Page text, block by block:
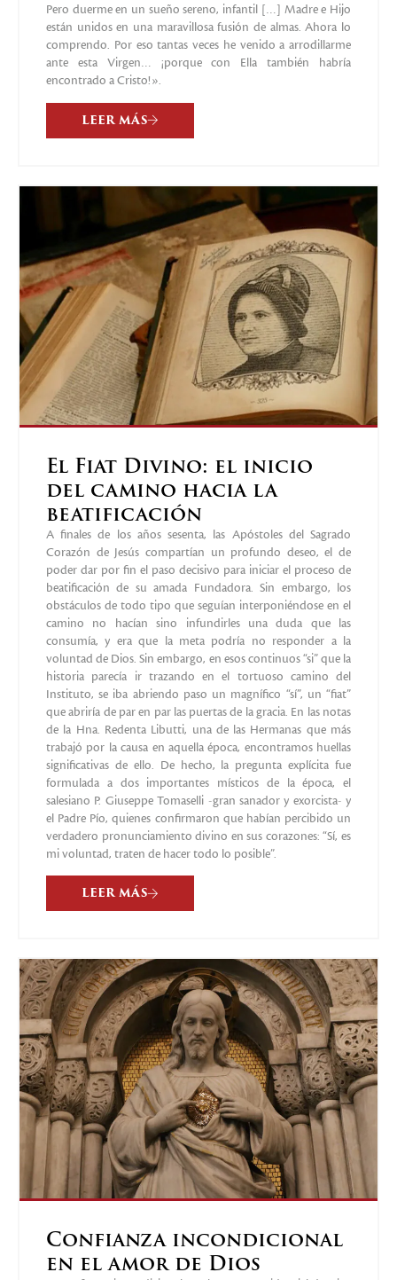
Pero duerme en un sueño sereno, infantil […] Madre e Hijo
están unidos en una maravillosa fusión de almas. Ahora lo
comprendo. Por eso tantas veces he venido a arrodillarme
ante esta Virgen… ¡porque con Ella también habría
encontrado a Cristo!».
LEER MÁS
El Fiat Divino: el inicio
del camino hacia la
beatificación
A finales de los años sesenta, las Apóstoles del Sagrado
Corazón de Jesús compartían un profundo deseo, el de
poder dar por fin el paso decisivo para iniciar el proceso de
beatificación de su amada Fundadora. Sin embargo, los
obstáculos de todo tipo que seguían interponiéndose en el
camino no hacían sino infundirles una duda que las
consumía, y era que la meta podría no responder a la
voluntad de Dios. Sin embargo, en esos continuos “si” que la
historia parecía ir trazando en el tortuoso camino del
Instituto, se iba abriendo paso un magnífico “sí”, un “fiat”
que abriría de par en par las puertas de la gracia. En las notas
de la Hna. Redenta Libutti, una de las Hermanas que más
trabajó por la causa en aquella época, encontramos huellas
significativas de ello. De hecho, la pregunta explícita fue
formulada a dos importantes místicos de la época, el
salesiano P. Giuseppe Tomaselli -gran sanador y exorcista- y
el Padre Pío, quienes confirmaron que habían percibido un
verdadero pronunciamiento divino en sus corazones: “Sí, es
mi voluntad, traten de hacer todo lo posible”.
LEER MÁS
Confianza incondicional
en el amor de Dios